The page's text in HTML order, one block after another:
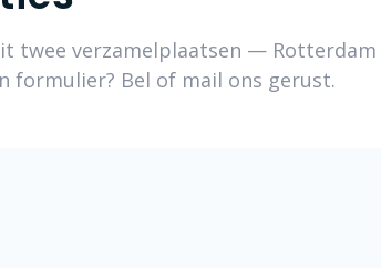
twee verzamelplaatsen —
formulier? Bel of mail ons gerust.